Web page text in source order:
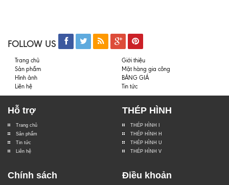
FOLLOW US
Trang chủ
Giới thiệu
Sản phẩm
Mặt hàng gia công
Hình ảnh
BẢNG GIÁ
Liên hệ
Tin tức
Hỗ trợ
Trang chủ
Sản phẩm
Tin tức
Liên hệ
THÉP HÌNH
THÉP HÌNH I
THÉP HÌNH H
THÉP HÌNH U
THÉP HÌNH V
Chính sách Điều khoản